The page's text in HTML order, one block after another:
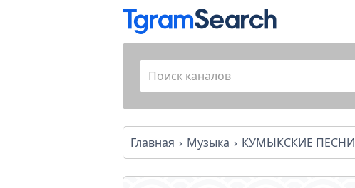
Главная Музыка КУМЫКСКИЕ ПЕСНИ